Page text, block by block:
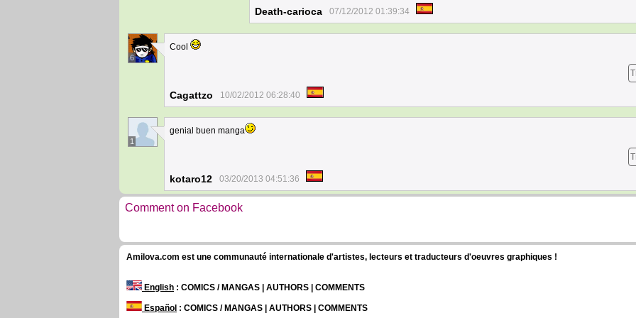
Death-carioca 07/12/2012 01:39:34
6
Cool
Cagattzo 10/02/2012 06:28:40
1
genial buen manga
kotaro12 03/20/2013 04:51:36
Comment on Facebook
Amilova.com est une communauté internationale d'artistes, lecteurs et traducteurs d'oeuvres graphiques !
English : COMICS / MANGAS | AUTHORS | COMMENTS
Español : COMICS / MANGAS | AUTHORS | COMMENTS